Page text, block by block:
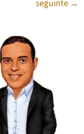
seguinte →